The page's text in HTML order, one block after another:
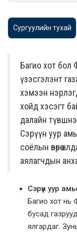
Сургуулийн тухай
Багио хот бол
үзэсгэлэнт
хэмээн
хойд хэсэгт
далайн
Сэрүүн уур
соёлын өвөөрөө
аялагчдын
Сэрүүн уур
Багио хот нь
бусад
ялгардаг.